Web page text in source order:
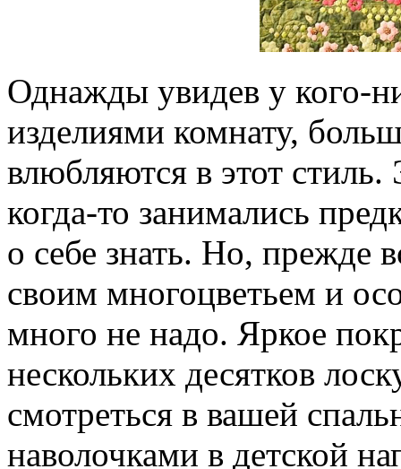
Однажды увидев у кого-
изделиями комнату,
влюбляются в этот
когда-то занимались
о себе знать. Но, прежде
своим многоцветьем и
много не надо. Яркое
нескольких десятков
смотреться в вашей
наволочками в детской